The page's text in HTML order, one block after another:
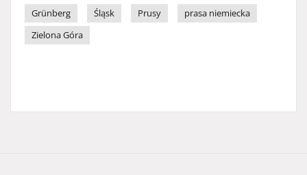
Grünberg
Śląsk Prusy
prasa niemiecka
Zielona Góra